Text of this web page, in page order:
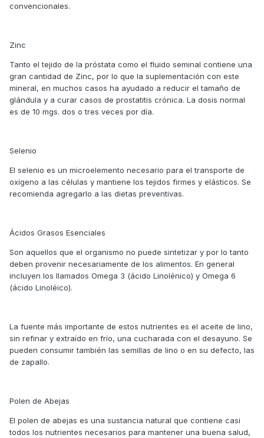
convencionales.
Zinc
Tanto el tejido de la próstata como el fluido seminal contiene una
gran cantidad de Zinc, por lo que la suplementación con este
mineral, en muchos casos ha ayudado a reducir el tamaño de
glándula y a curar casos de prostatitis crónica. La dosis normal
es de 10 mgs. dos o tres veces por día.
Selenio
El selenio es un microelemento necesario para el transporte de
oxígeno a las células y mantiene los tejidos firmes y elásticos. Se
recomienda agregarlo a las dietas preventivas.
Ácidos Grasos Esenciales
Son aquellos que el organismo no puede sintetizar y por lo tanto
deben provenir necesariamente de los alimentos. En general
incluyen los llamados Omega 3 (ácido Linolénico) y Omega 6
(ácido Linoléico).
La fuente más importante de estos nutrientes es el aceite de lino,
sin refinar y extraído en frío, una cucharada con el desayuno. Se
pueden consumir también las semillas de lino o en su defecto, las
de zapallo.
Polen de Abejas
El polen de abejas es una sustancia natural que contiene casi
todos los nutrientes necesarios para mantener una buena salud,